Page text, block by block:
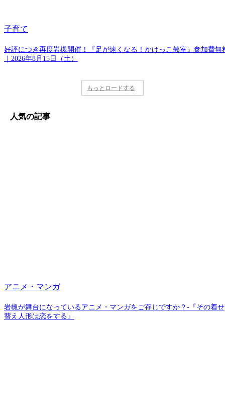
子育て
好評につき再度岩槻開催！『足が速くなる！かけっこ教室』参加費無
｜2026年8月15日（土）
もっとロードする
人気の記事
アニメ・マンガ
岩槻が舞台になっているアニメ・マンガをご存じですか？-『その着せ
替え人形は恋をする』